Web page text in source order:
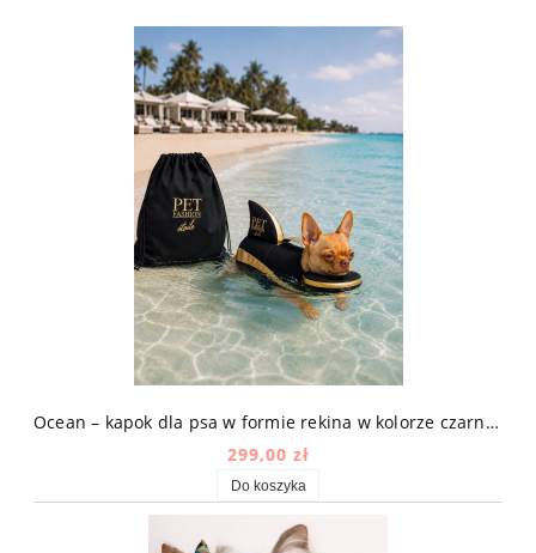
Ocean – kapok dla psa w formie rekina w kolorze czarno-złotym
299,00 zł
Do koszyka